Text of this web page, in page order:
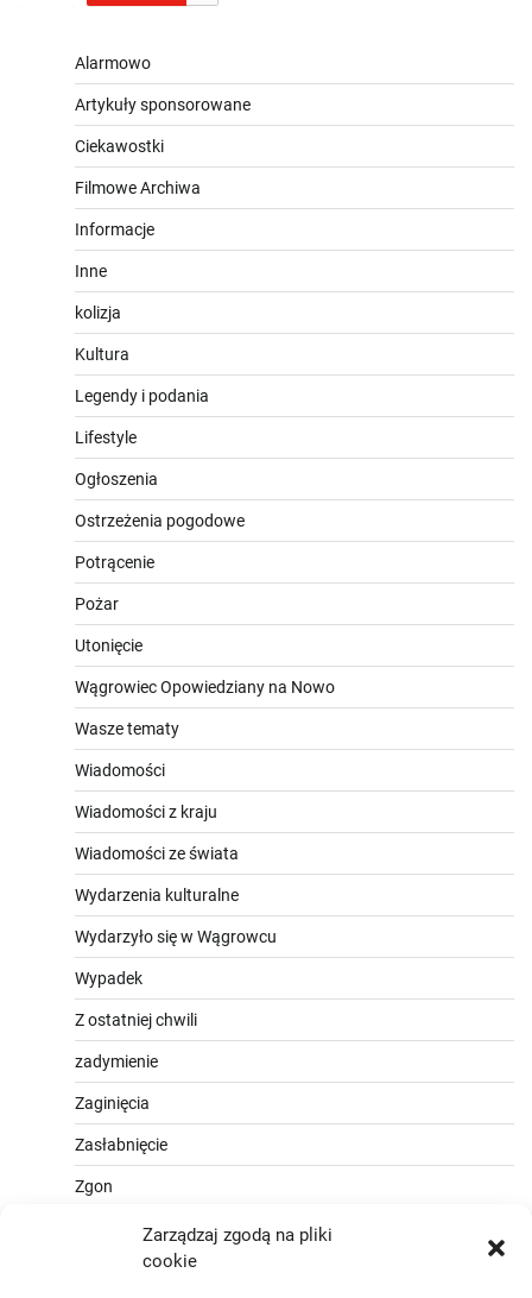
Zarządzaj zgodą na pliki
cookie
Alarmowo
Artykuły sponsorowane
Ciekawostki
Filmowe Archiwa
Informacje
Inne
kolizja
Kultura
Legendy i podania
Lifestyle
Ogłoszenia
Ostrzeżenia pogodowe
Potrącenie
Pożar
Utonięcie
Wągrowiec Opowiedziany na Nowo
Wasze tematy
Wiadomości
Wiadomości z kraju
Wiadomości ze świata
Wydarzenia kulturalne
Wydarzyło się w Wągrowcu
Wypadek
Z ostatniej chwili
zadymienie
Zaginięcia
Zasłabnięcie
Zgon